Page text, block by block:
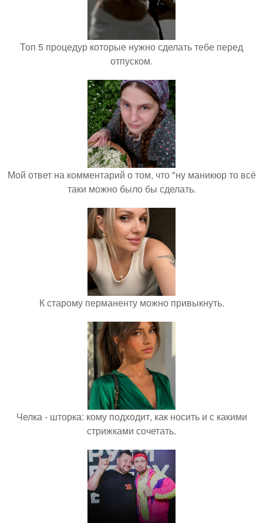
Топ 5 процедур которые нужно сделать тебе перед
отпуском.
Мой ответ на комментарий о том, что "ну маникюр то всё
таки можно было бы сделать.
К старому перманенту можно привыкнуть.
Челка - шторка: кому подходит, как носить и с какими
стрижками сочетать.